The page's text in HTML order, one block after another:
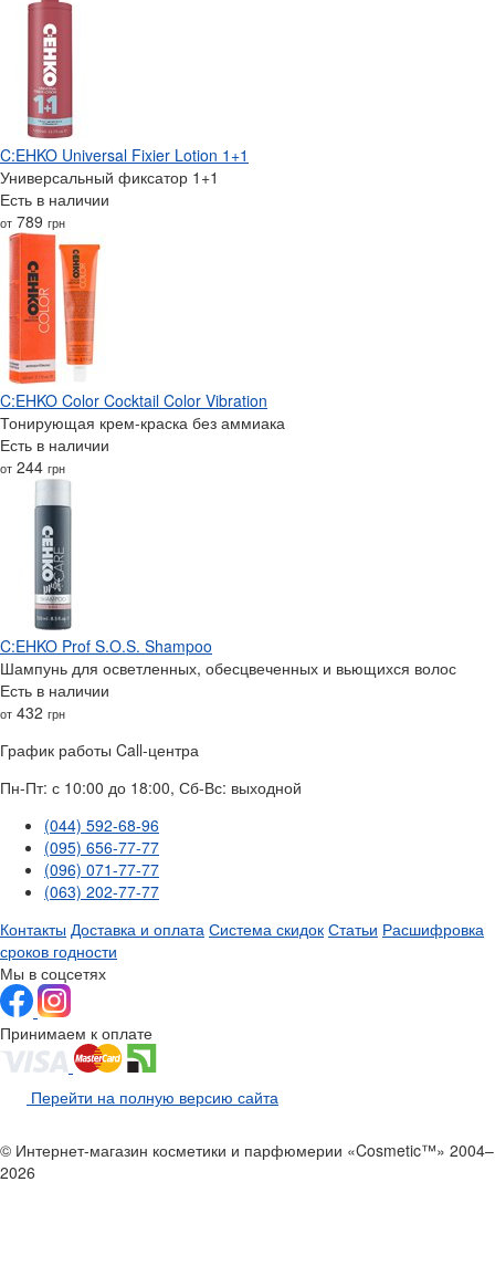
C:EHKO Universal Fixier Lotion 1+1
Универсальный фиксатор 1+1
Есть в наличии
от 789 грн
C:EHKO Color Cocktail Color Vibration
Тонирующая крем-краска без аммиака
Есть в наличии
от 244 грн
C:EHKO Prof S.O.S. Shampoo
Шампунь для осветленных, обесцвеченных и вьющихся волос
Есть в наличии
от 432 грн
График работы Call-центра
Пн-Пт: с 10:00 до 18:00, Сб-Вс: выходной
(044) 592-68-96
(095) 656-77-77
(096) 071-77-77
(063) 202-77-77
Контакты Доставка и оплата Система скидок Статьи Расшифровка
сроков годности
Мы в соцсетях
Принимаем к оплате
Перейти на полную версию сайта
© Интернет-магазин косметики и парфюмерии «Cosmetic™» 2004–
2026